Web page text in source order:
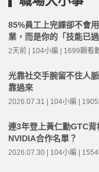
85%員工上完課卻不會
業，而是你的「技能已過
2天前 | 104小編 | 1699觀看
光靠社交手腕留不住人
靠過來
2026.07.31 | 104小編 |
連3年登上黃仁勳GTC
NVIDIA合作名單？
2026.07.30 | 104小編 |